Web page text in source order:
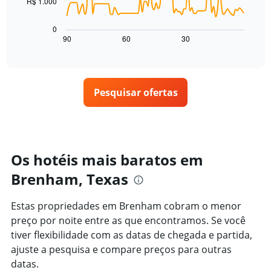
eixo
exibindo
o
preço
médio
um
quarto
O
acordo
com
a
aproximação
data
de
estadia
O
gráfico
tem
90 60 30
0
Pesquisar ofertas
Os hotéis mais baratos em
Brenham, Texas
Estas propriedades em Brenham cobram o menor
preço por noite entre as que encontramos. Se você
tiver flexibilidade com as datas de chegada e partida,
ajuste a pesquisa e compare preços para outras
datas.